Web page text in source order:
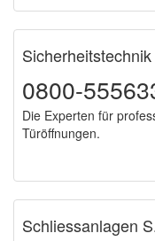
0800-
Die Experten für
Türöffnungen.
Schliessanlagen